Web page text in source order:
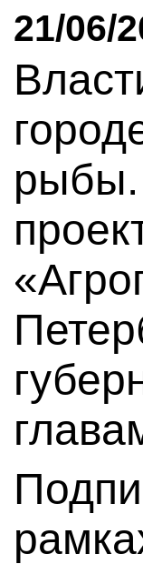
21/06/
рыбы.